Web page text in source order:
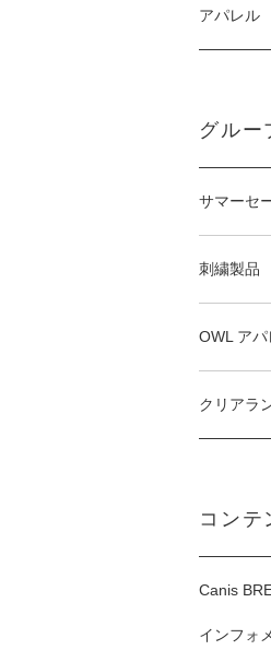
アパレル
グルー
サマーセ
刺繍製品
OWL ア
クリアラ
コンテ
Canis
インフォ